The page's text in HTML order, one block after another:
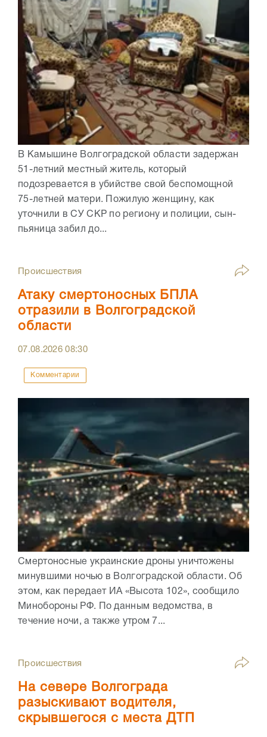
В Камышине Волгоградской области задержан
51-летний местный житель, который
подозревается в убийстве свой беспомощной
75-летней матери. Пожилую женщину, как
уточнили в СУ СКР по региону и полиции, сын-
пьяница забил до...
Происшествия
Атаку смертоносных БПЛА
отразили в Волгоградской
области
07.08.202608:30
Комментарии
Смертоносные украинские дроны уничтожены
минувшими ночью в Волгоградской области. Об
этом, как передает ИА «Высота 102», сообщило
Минобороны РФ. По данным ведомства, в
течение ночи, а также утром 7...
Происшествия
На севере Волгограда
разыскивают водителя,
скрывшегося с места ДТП